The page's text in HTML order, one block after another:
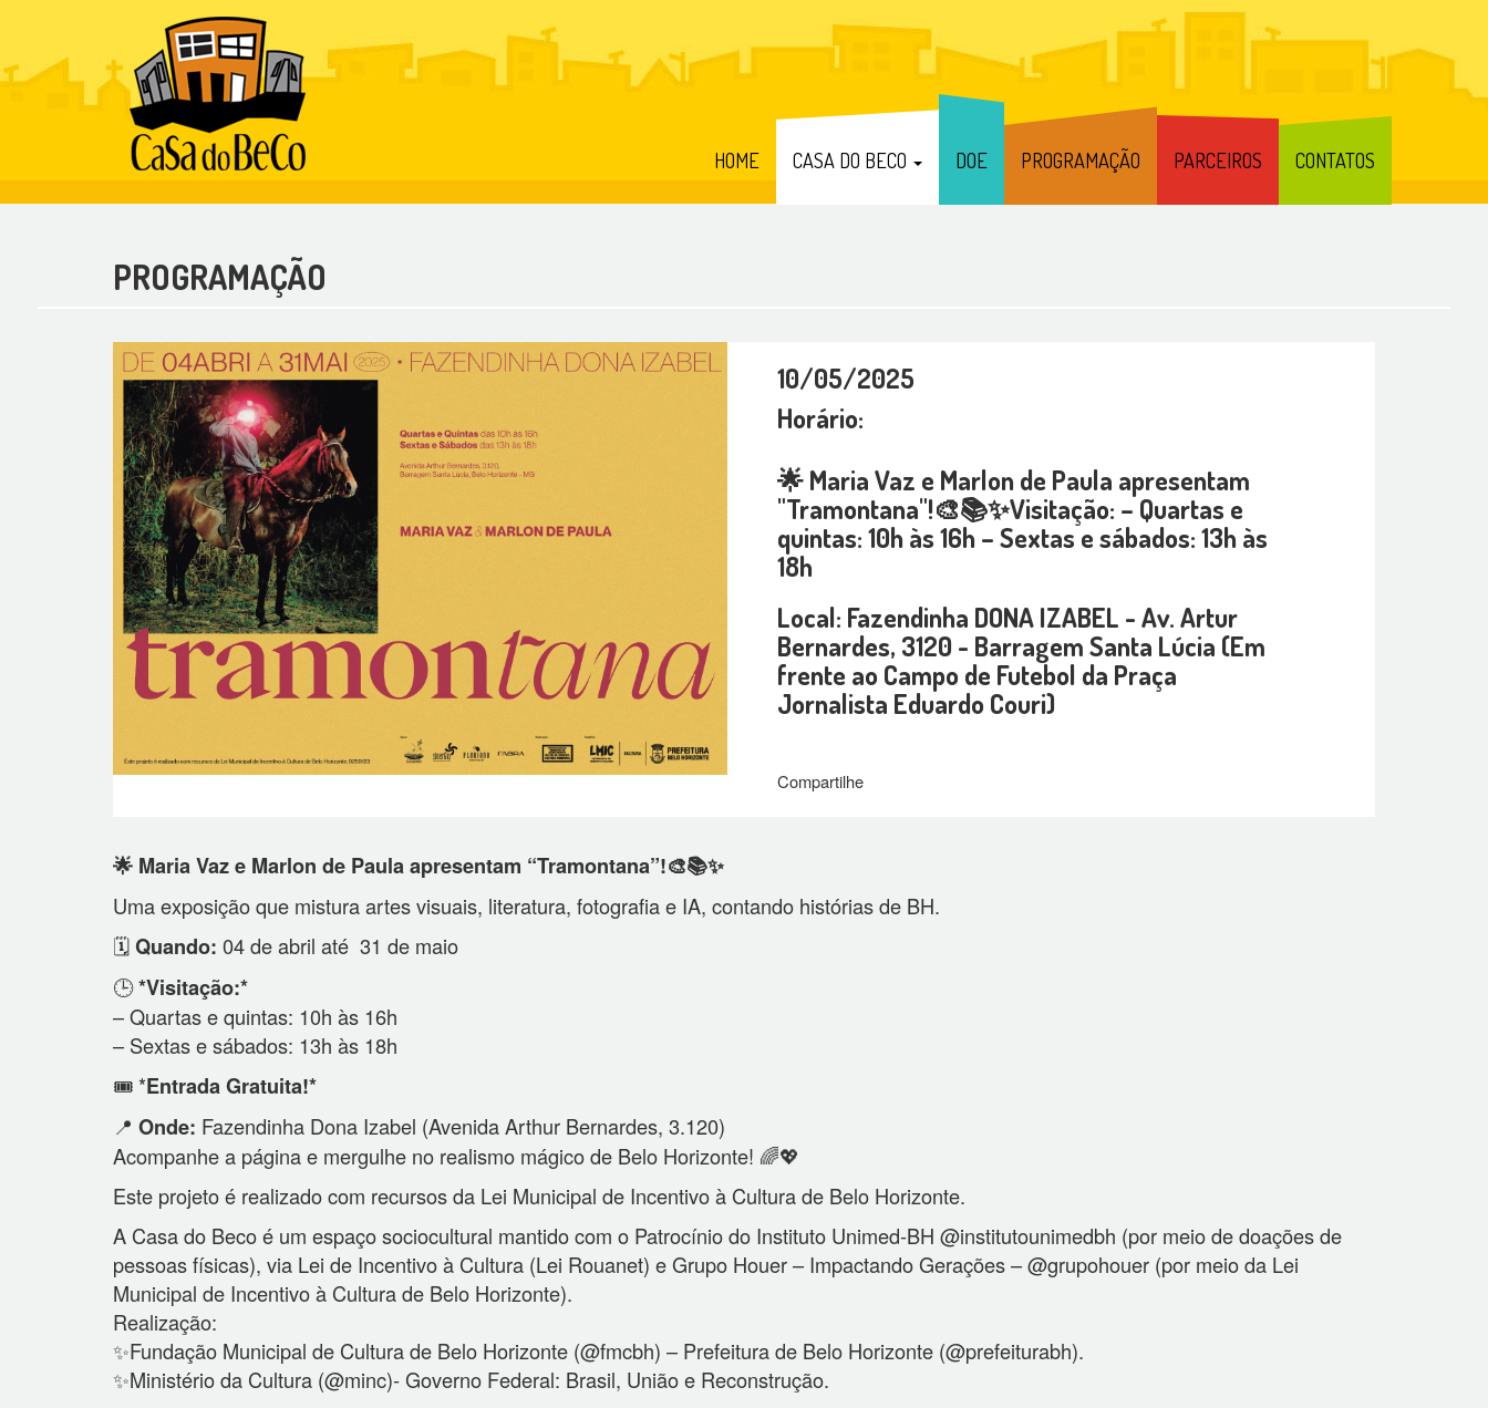
HOME CASA DO BECO DOE PROGRAMAÇÃO PARCEIROS CONTATOS
PROGRAMAÇÃO
10/05/2025
Horário:
🌟 Maria Vaz e Marlon de Paula apresentam
"Tramontana"!🎨📚✨Visitação: – Quartas e
quintas: 10h às 16h – Sextas e sábados: 13h às
18h
Local: Fazendinha DONA IZABEL - Av. Artur
Bernardes, 3120 - Barragem Santa Lúcia (Em
frente ao Campo de Futebol da Praça
Jornalista Eduardo Couri)
Compartilhe
🌟 Maria Vaz e Marlon de Paula apresentam “Tramontana”!🎨📚✨
Uma exposição que mistura artes visuais, literatura, fotografia e IA, contando histórias de BH.
🗓Quando: 04 de abril até 31 de maio
🕒*Visitação:*
– Quartas e quintas: 10h às 16h
– Sextas e sábados: 13h às 18h
🎟 *Entrada Gratuita!*
📍 Onde: Fazendinha Dona Izabel (Avenida Arthur Bernardes, 3.120)
Acompanhe a página e mergulhe no realismo mágico de Belo Horizonte! 🌈💖
Este projeto é realizado com recursos da Lei Municipal de Incentivo à Cultura de Belo Horizonte.
A Casa do Beco é um espaço sociocultural mantido com o Patrocínio do Instituto Unimed-BH @institutounimedbh (por meio de doações de
pessoas físicas), via Lei de Incentivo à Cultura (Lei Rouanet) e Grupo Houer – Impactando Gerações – @grupohouer (por meio da Lei
Municipal de Incentivo à Cultura de Belo Horizonte).
Realização:
✨Fundação Municipal de Cultura de Belo Horizonte (@fmcbh) – Prefeitura de Belo Horizonte (@prefeiturabh).
✨Ministério da Cultura (@minc)- Governo Federal: Brasil, União e Reconstrução.